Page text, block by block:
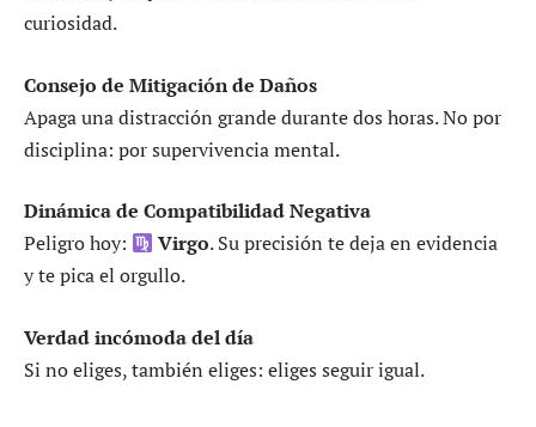
curiosidad.
Consejo de Mitigación de Daños
Apaga una distracción grande durante dos horas. No por
disciplina: por supervivencia mental.
Dinámica de Compatibilidad Negativa
Peligro hoy:
Virgo. Su precisión te deja en evidencia
y te pica el orgullo.
Verdad incómoda del día
Si no eliges, también eliges: eliges seguir igual.